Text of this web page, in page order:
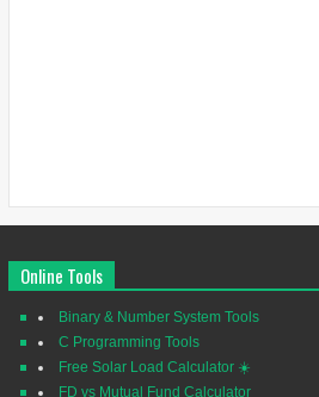
Online Tools
Binary & Number System Tools
C Programming Tools
Free Solar Load Calculator ☀️
FD vs Mutual Fund Calculator